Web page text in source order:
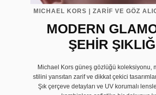
MICHAEL KORS | ZARİF VE GÖZ
MODERN
ŞEHİR
Michael Kors güneş gözlüğü koleksiyonu,
stilini yansıtan zarif ve dikkat çekici
Şık çerçeve detayları ve UV korumalı